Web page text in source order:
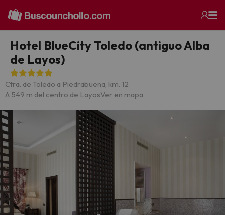
Hotel BlueCity Toledo (antiguo Alba
de Layos)
Ctra. de Toledo a Piedrabuena, km. 12
A 549 m del centro de LayosVer en mapa